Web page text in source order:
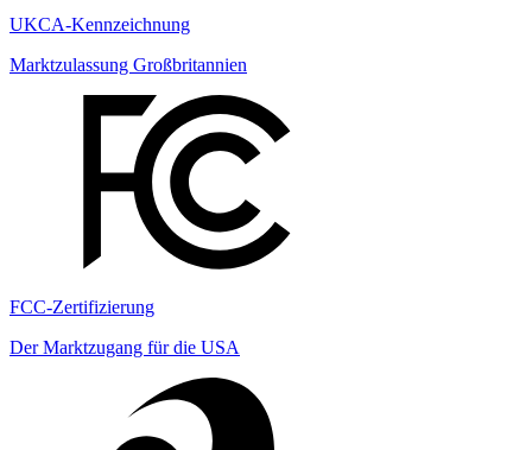
UKCA-Kennzeichnung
Marktzulassung Großbritannien
FCC-Zertifizierung
Der Marktzugang für die USA